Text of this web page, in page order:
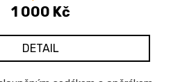
1 000 Kč
DETAIL